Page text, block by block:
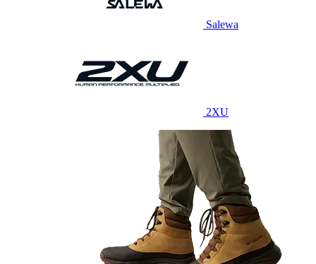
Salewa
2XU